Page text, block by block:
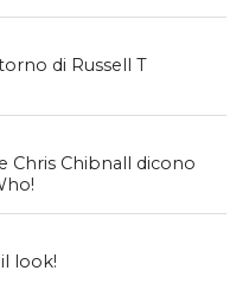
di Russell T
Chris Chibnall dicono
look!